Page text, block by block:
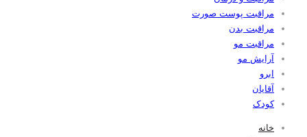
مراقبت پوست صورت
مراقبت بدن
مراقبت مو
آرایش مو
ابرو
آقایان
کودک
خانه